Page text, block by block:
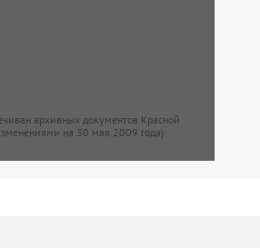
архивных документов Красной
на 30 мая 2009 года)